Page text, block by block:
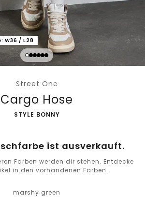
W36 / L28
Street One
Cargo Hose
-
STYLE BONNY
ist ausverkauft.
Farben werden dir stehen. Entdecke
in den vorhandenen Farben.
marshy green